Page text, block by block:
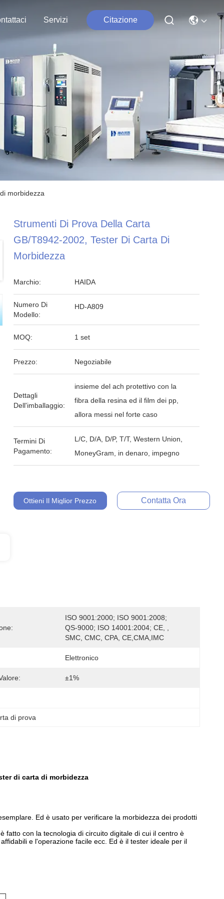
Servizi Citazione
morbidezza
Strumenti Di Prova Della Carta
GB/T8942-2002, Tester Di Carta Di
Morbidezza
Marchio: HAIDA
Numero Di
Modello:
HD-A809
MOQ: 1 set
Prezzo: Negoziabile
Dettagli
Dell'imballaggio:
insieme del ach protettivo con la
fibra della resina ed il film dei pp,
allora messi nel forte caso
Termini Di
Pagamento:
L/C, D/A, D/P, T/T, Western Union,
MoneyGram, in denaro, impegno
Ottieni Il Miglior Prezzo Contatta Ora
ISO 9001:2000; ISO 9001:2008;
QS-9000; ISO 14001:2004; CE, ,
SMC, CMC, CPA, CE,CMA,IMC
Elettronico
±1%
di prova
di carta di morbidezza
Ed è usato per verificare la morbidezza dei prodotti
fatto con la tecnologia di circuito digitale di cui il centro è
e l'operazione facile ecc. Ed è il tester ideale per il